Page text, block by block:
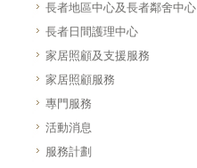
長者地區中心及長者鄰舍中心
長者日間護理中心
家居照顧及支援服務
家居照顧服務
專門服務
活動消息
服務計劃